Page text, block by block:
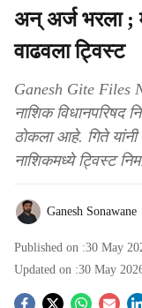
अन् अर्ज भरला ;
वाढवला ट्विस्ट
Ganesh Gite Files
नाशिक विधानपरिषद
ठोकला आहे. गिते
नाशिकमध्ये ट्विस्ट
Ganesh Sonawane
Published on :30 May
Updated on :30 May